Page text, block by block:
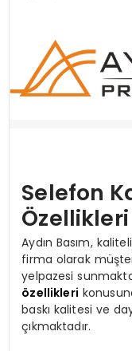
Selefon
Özellikleri
Aydın Basım,
firma olarak
yelpazesi
özellikleri
baskı kalitesi ve
çıkmaktadır.